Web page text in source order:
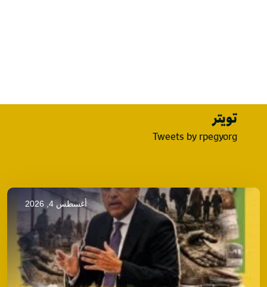
تويتر
Tweets by rpegyorg
أغسطس 4, 2026